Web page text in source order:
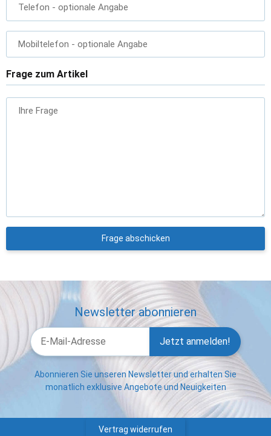
Telefon - optionale Angabe
Mobiltelefon - optionale Angabe
Frage zum Artikel
Ihre Frage
Frage abschicken
Newsletter abonnieren
Jetzt anmelden!
Abonnieren Sie unseren Newsletter und erhalten Sie
monatlich exklusive Angebote und Neuigkeiten
Vertrag widerrufen